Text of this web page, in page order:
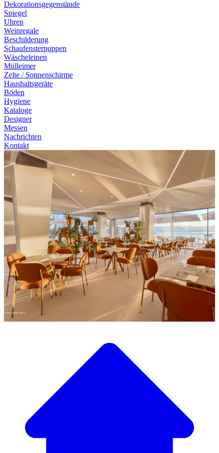
Dekorationsgegenstände
Spiegel
Uhren
Weinregale
Beschilderung
Schaufensterpuppen
Wäscheleinen
Mülleimer
Zelte / Sonnenschirme
Haushaltsgeräte
Böden
Hygiene
Kataloge
Designer
Messen
Nachrichten
Kontakt
Entdecken Sie unsere große Auswahl an Designermöbeln
Unser Möbelkatalog
Von eleganten Tischen und Stühlen bis zu luxuriösen